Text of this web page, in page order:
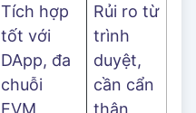
Tích hợp
tốt với
DApp, đa
chuỗi
EVM
Rủi ro từ
trình
duyệt,
cần cẩn
thận